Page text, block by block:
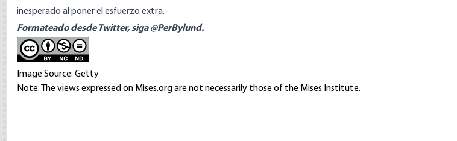
inesperado al poner el esfuerzo extra.
Formateado desde Twitter,siga @PerBylund.
Image Source: Getty
Note: The views expressed on Mises.org are not necessarily those of the Mises Institute.